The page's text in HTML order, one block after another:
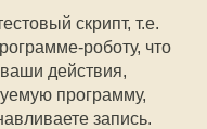
скрипт, т.е.
роботу, что
действия,
программу,
запись.